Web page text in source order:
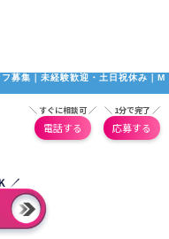
募集｜未経験歓迎・土日祝休み｜M
＼ すぐに相談可 ／
電話する
＼ 1分で完了 ／
応募する